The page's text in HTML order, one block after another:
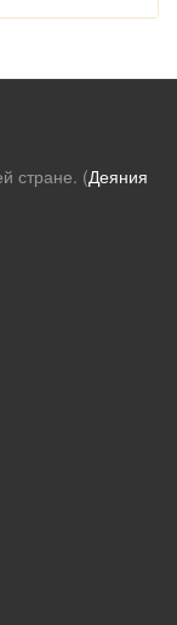
стране. (Деяния